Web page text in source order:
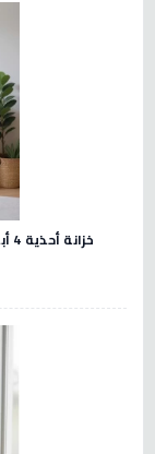
خزانة أحذية 4 أبواب خشب ماليزي 160 سم - خشبي مع أسود